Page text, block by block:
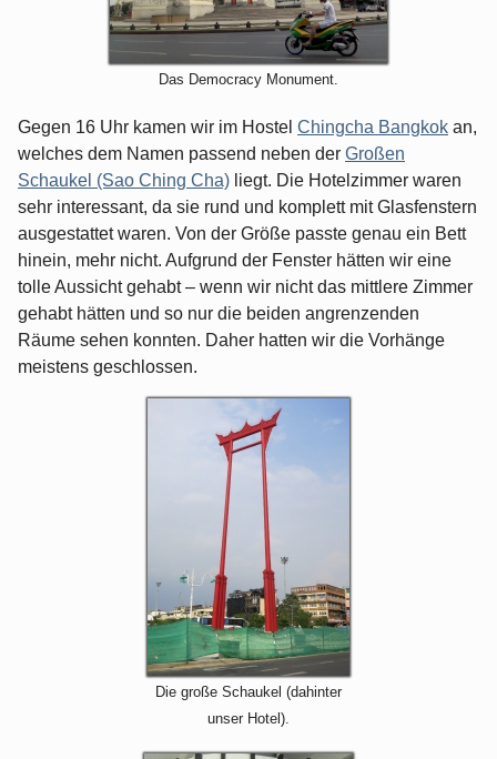
Das Democracy Monument.
Gegen 16 Uhr kamen wir im Hostel Chingcha Bangkok an,
welches dem Namen passend neben der Großen
Schaukel (Sao Ching Cha) liegt. Die Hotelzimmer waren
sehr interessant, da sie rund und komplett mit Glasfenstern
ausgestattet waren. Von der Größe passte genau ein Bett
hinein, mehr nicht. Aufgrund der Fenster hätten wir eine
tolle Aussicht gehabt – wenn wir nicht das mittlere Zimmer
gehabt hätten und so nur die beiden angrenzenden
Räume sehen konnten. Daher hatten wir die Vorhänge
meistens geschlossen.
Die große Schaukel (dahinter
unser Hotel).